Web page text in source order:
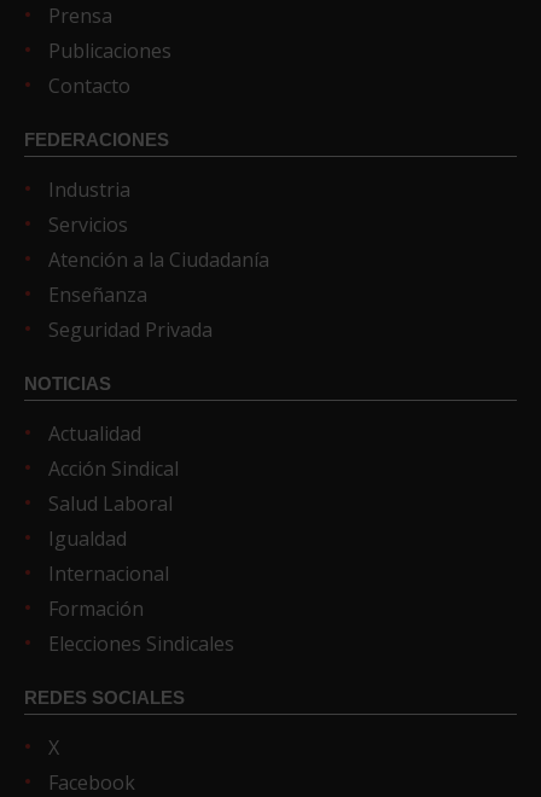
Prensa
Publicaciones
Contacto
FEDERACIONES
Industria
Servicios
Atención a la Ciudadanía
Enseñanza
Seguridad Privada
NOTICIAS
Actualidad
Acción Sindical
Salud Laboral
Igualdad
Internacional
Formación
Elecciones Sindicales
REDES SOCIALES
X
Facebook